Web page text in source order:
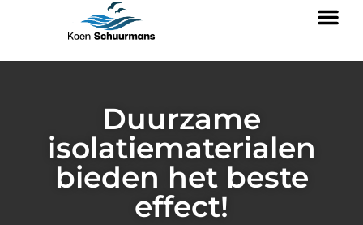
Duurzame
isolatiematerialen
bieden het beste
effect!